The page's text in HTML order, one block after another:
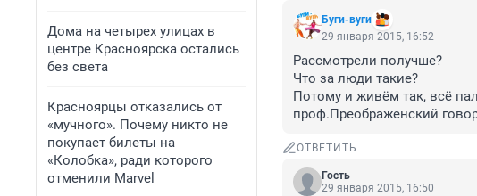
Дома на четырех улицах в
центре Красноярска остались
без света
Красноярцы отказались от
«мучного». Почему никто не
покупает билеты на
«Колобка», ради которого
отменили Marvel
Буги-вуги
29 января 2015, 16:52
Рассмотрели получше?
Что за люди такие?
Потому и живём так, всё
проф.Преображенский
ОТВЕТИТЬ
Гость
29 января 2015, 16:50